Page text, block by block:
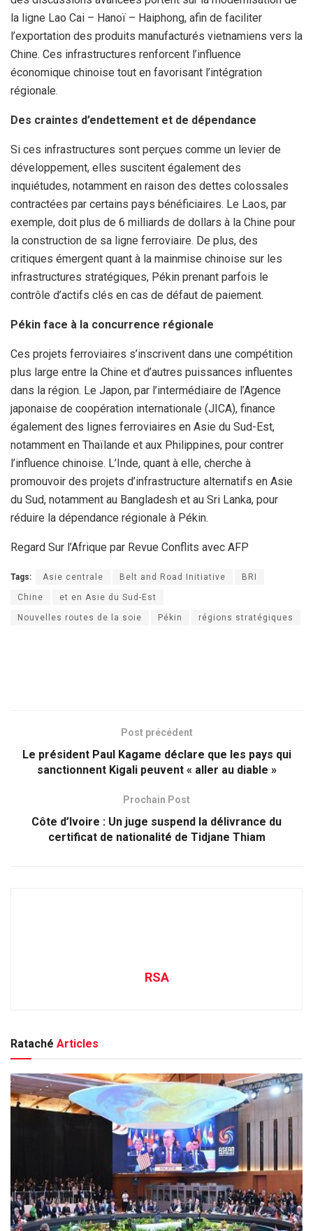
la ligne Lao Cai – Hanoï – Haiphong, afin de faciliter
l’exportation des produits manufacturés vietnamiens vers la
Chine. Ces infrastructures renforcent l’influence
économique chinoise tout en favorisant l’intégration
régionale.
Des craintes d’endettement et de dépendance
Si ces infrastructures sont perçues comme un levier de
développement, elles suscitent également des
inquiétudes, notamment en raison des dettes colossales
contractées par certains pays bénéficiaires. Le Laos, par
exemple, doit plus de 6 milliards de dollars à la Chine pour
la construction de sa ligne ferroviaire. De plus, des
critiques émergent quant à la mainmise chinoise sur les
infrastructures stratégiques, Pékin prenant parfois le
contrôle d’actifs clés en cas de défaut de paiement.
Pékin face à la concurrence régionale
Ces projets ferroviaires s’inscrivent dans une compétition
plus large entre la Chine et d’autres puissances influentes
dans la région. Le Japon, par l’intermédiaire de l’Agence
japonaise de coopération internationale (JICA), finance
également des lignes ferroviaires en Asie du Sud-Est,
notamment en Thaïlande et aux Philippines, pour contrer
l’influence chinoise. L’Inde, quant à elle, cherche à
promouvoir des projets d’infrastructure alternatifs en Asie
du Sud, notamment au Bangladesh et au Sri Lanka, pour
réduire la dépendance régionale à Pékin.
Regard Sur l’Afrique par Revue Conflits avec AFP
Tags: Asie centrale Belt and Road Initiative BRI
Chine et en Asie du Sud-Est
Nouvelles routes de la soie Pékin régions stratégiques
Post précédent
Le président Paul Kagame déclare que les pays qui
sanctionnent Kigali peuvent « aller au diable »
Prochain Post
Côte d’Ivoire : Un juge suspend la délivrance du
certificat de nationalité de Tidjane Thiam
RSA
Rataché Articles